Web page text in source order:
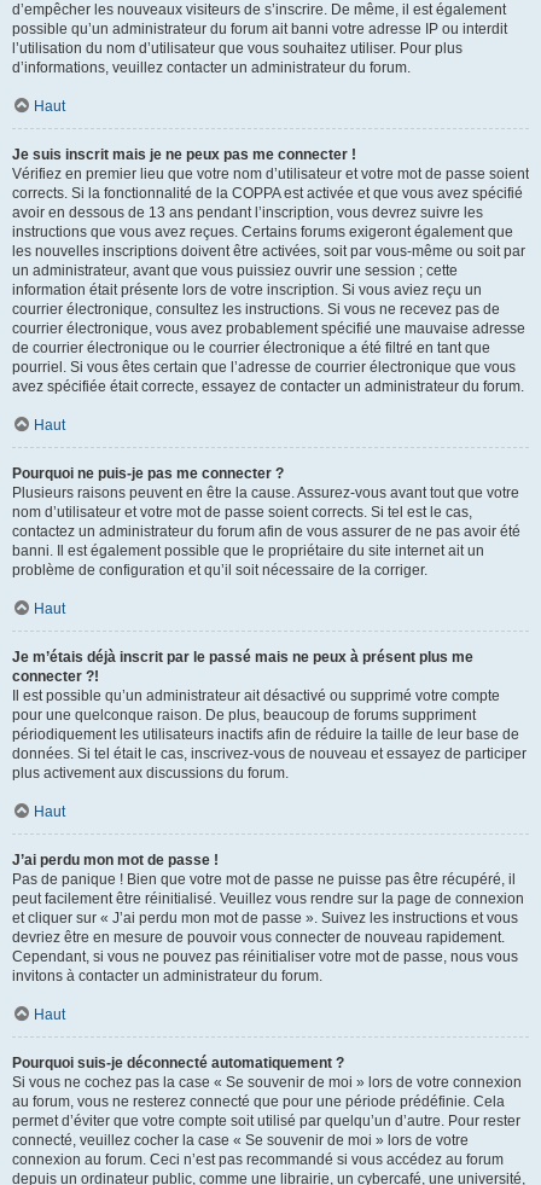
d’empêcher les nouveaux visiteurs de s’inscrire. De même, il est également
possible qu’un administrateur du forum ait banni votre adresse IP ou interdit
l’utilisation du nom d’utilisateur que vous souhaitez utiliser. Pour plus
d’informations, veuillez contacter un administrateur du forum.
Haut
Je suis inscrit mais je ne peux pas me connecter !
Vérifiez en premier lieu que votre nom d’utilisateur et votre mot de passe soient
corrects. Si la fonctionnalité de la COPPA est activée et que vous avez spécifié
avoir en dessous de 13 ans pendant l’inscription, vous devrez suivre les
instructions que vous avez reçues. Certains forums exigeront également que
les nouvelles inscriptions doivent être activées, soit par vous-même ou soit par
un administrateur, avant que vous puissiez ouvrir une session ; cette
information était présente lors de votre inscription. Si vous aviez reçu un
courrier électronique, consultez les instructions. Si vous ne recevez pas de
courrier électronique, vous avez probablement spécifié une mauvaise adresse
de courrier électronique ou le courrier électronique a été filtré en tant que
pourriel. Si vous êtes certain que l’adresse de courrier électronique que vous
avez spécifiée était correcte, essayez de contacter un administrateur du forum.
Haut
Pourquoi ne puis-je pas me connecter ?
Plusieurs raisons peuvent en être la cause. Assurez-vous avant tout que votre
nom d’utilisateur et votre mot de passe soient corrects. Si tel est le cas,
contactez un administrateur du forum afin de vous assurer de ne pas avoir été
banni. Il est également possible que le propriétaire du site internet ait un
problème de configuration et qu’il soit nécessaire de la corriger.
Haut
Je m’étais déjà inscrit par le passé mais ne peux à présent plus me
connecter ?!
Il est possible qu’un administrateur ait désactivé ou supprimé votre compte
pour une quelconque raison. De plus, beaucoup de forums suppriment
périodiquement les utilisateurs inactifs afin de réduire la taille de leur base de
données. Si tel était le cas, inscrivez-vous de nouveau et essayez de participer
plus activement aux discussions du forum.
Haut
J’ai perdu mon mot de passe !
Pas de panique ! Bien que votre mot de passe ne puisse pas être récupéré, il
peut facilement être réinitialisé. Veuillez vous rendre sur la page de connexion
et cliquer sur « J’ai perdu mon mot de passe ». Suivez les instructions et vous
devriez être en mesure de pouvoir vous connecter de nouveau rapidement.
Cependant, si vous ne pouvez pas réinitialiser votre mot de passe, nous vous
invitons à contacter un administrateur du forum.
Haut
Pourquoi suis-je déconnecté automatiquement ?
Si vous ne cochez pas la case « Se souvenir de moi » lors de votre connexion
au forum, vous ne resterez connecté que pour une période prédéfinie. Cela
permet d’éviter que votre compte soit utilisé par quelqu’un d’autre. Pour rester
connecté, veuillez cocher la case « Se souvenir de moi » lors de votre
connexion au forum. Ceci n’est pas recommandé si vous accédez au forum
depuis un ordinateur public, comme une librairie, un cybercafé, une université,